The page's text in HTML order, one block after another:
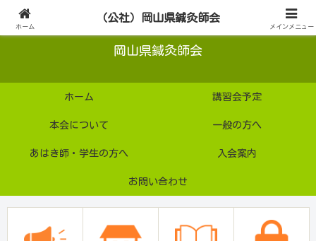
公益社団法人
岡山県鍼灸師会
ホーム 講習会予定
本会について 一般の方へ
あはき師・学生の方へ 入会案内
お問い合わせ
ホーム
（公社）岡山県鍼灸師会
メインメニュー